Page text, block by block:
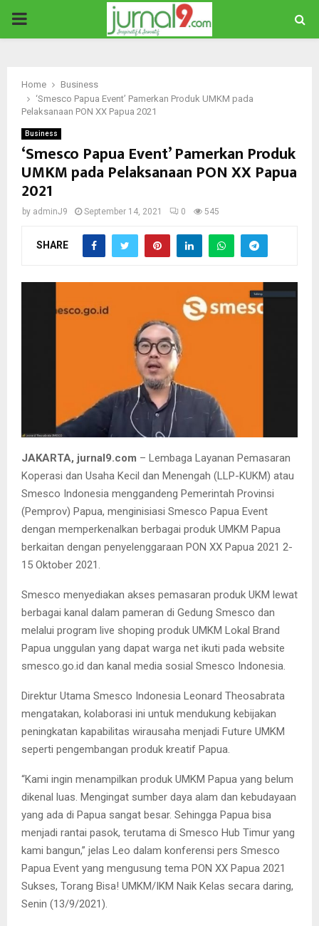
PRIMARY
Home
Business
‘Smesco Papua Event’ Pamerkan Produk UMKM pada
Pelaksanaan PON XX Papua 2021
Business
‘Smesco Papua Event’ Pamerkan Produk
UMKM pada Pelaksanaan PON XX Papua
2021
by adminJ9 September 14, 2021 0 545
SHARE
JAKARTA, jurnal9.com – Lembaga Layanan Pemasaran
Koperasi dan Usaha Kecil dan Menengah (LLP-KUKM) atau
Smesco Indonesia menggandeng Pemerintah Provinsi
(Pemprov) Papua, menginisiasi Smesco Papua Event
dengan memperkenalkan berbagai produk UMKM Papua
berkaitan dengan penyelenggaraan PON XX Papua 2021 2-
15 Oktober 2021.
Smesco menyediakan akses pemasaran produk UKM lewat
berbagai kanal dalam pameran di Gedung Smesco dan
melalui program live shoping produk UMKM Lokal Brand
Papua unggulan yang dapat warga net ikuti pada website
smesco.go.id dan kanal media sosial Smesco Indonesia.
Direktur Utama Smesco Indonesia Leonard Theosabrata
mengatakan, kolaborasi ini untuk mendukung kebijakan
peningkatan kapabilitas wirausaha menjadi Future UMKM
seperti pengembangan produk kreatif Papua.
“Kami ingin menampilkan produk UMKM Papua yang belum
dikenal luas. Mengingat sumber daya alam dan kebudayaan
yang ada di Papua sangat besar. Sehingga Papua bisa
menjadi rantai pasok, terutama di Smesco Hub Timur yang
kami bangun,” jelas Leo dalam konferensi pers Smesco
Papua Event yang mengusung tema PON XX Papua 2021
Sukses, Torang Bisa! UMKM/IKM Naik Kelas secara daring,
Senin (13/9/2021).